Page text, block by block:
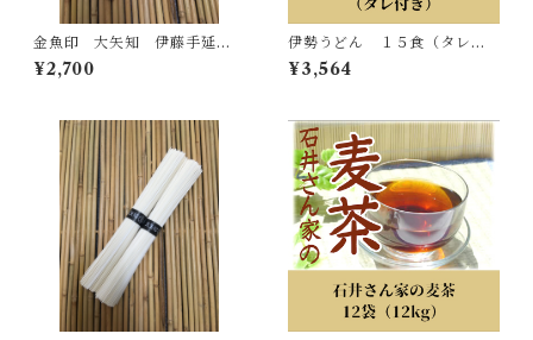
金魚印 大矢知 伊藤手延製
麺所 最高級手延そうめん（5
0ｇ×20束）
¥2,700
伊勢うどん １５食（タレ付
き）
¥3,564